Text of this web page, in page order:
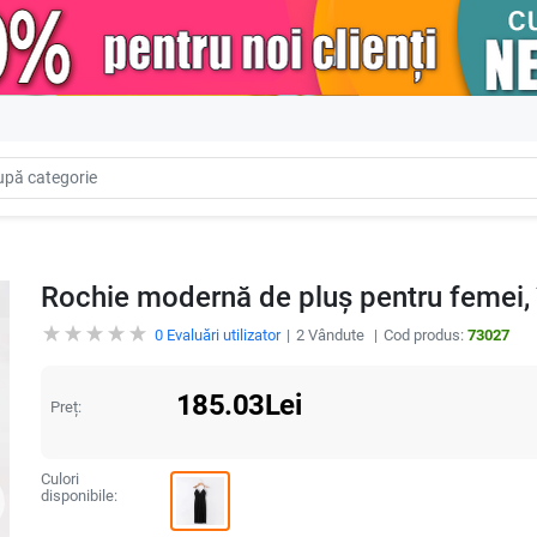
Rochie modernă de pluș pentru
0Evaluări utilizator 2Vândute Cod produs: 73027
Preț: 185.03Lei
Culori
disponibile: